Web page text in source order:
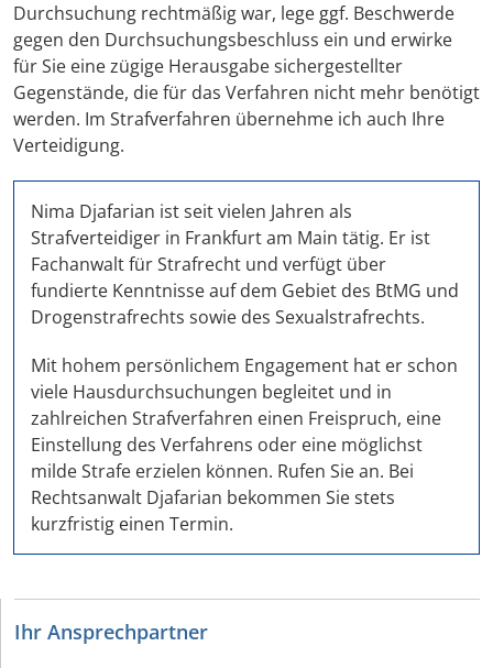
Durchsuchung rechtmäßig war, lege ggf. Beschwerde
gegen den Durchsuchungsbeschluss ein und erwirke
für Sie eine zügige Herausgabe sichergestellter
Gegenstände, die für das Verfahren nicht mehr benötigt
werden. Im Strafverfahren übernehme ich auch Ihre
Verteidigung.
Nima Djafarian ist seit vielen Jahren als
Strafverteidiger in Frankfurt am Main tätig. Er ist
Fachanwalt für Strafrecht und verfügt über
fundierte Kenntnisse auf dem Gebiet des BtMG und
Drogenstrafrechts sowie des Sexualstrafrechts.
Mit hohem persönlichem Engagement hat er schon
viele Hausdurchsuchungen begleitet und in
zahlreichen Strafverfahren einen Freispruch, eine
Einstellung des Verfahrens oder eine möglichst
milde Strafe erzielen können. Rufen Sie an. Bei
Rechtsanwalt Djafarian bekommen Sie stets
kurzfristig einen Termin.
Ihr Ansprechpartner